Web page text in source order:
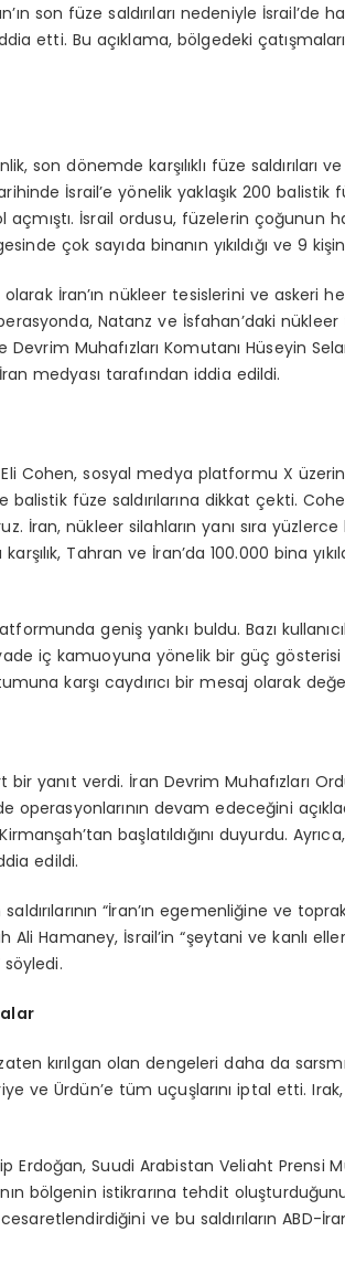
son füze saldırıları nedeniyle İsrail’de
iddia etti. Bu açıklama, bölgedeki
son dönemde karşılıklı füze
İsrail’e yönelik yaklaşık 200 balistik
İsrail ordusu, füzelerin çoğunun
çok sayıda binanın yıkıldığı ve 9
olarak İran’ın nükleer tesislerini ve askeri
Natanz ve İsfahan’daki
Devrim Muhafızları Komutanı Hüseyin
medyası tarafından iddia edildi.
Eli Cohen, sosyal medya platformu X
balistik füze saldırılarına dikkat çekti.
İran, nükleer silahların yanı sıra
Tahran ve İran’da 100.000 bina
geniş yankı buldu. Bazı
iç kamuoyuna yönelik bir güç
karşı caydırıcı bir mesaj olarak
bir yanıt verdi. İran Devrim Muhafızları
operasyonlarının devam edeceğini
başlatıldığını duyurdu.
edildi.
saldırılarının “İran’ın egemenliğine ve
Hamaney, İsrail’in “şeytani ve kanlı
söyledi.
kırılgan olan dengeleri daha da
ve Ürdün’e tüm uçuşlarını iptal etti.
Erdoğan, Suudi Arabistan Veliaht Prensi
bölgenin istikrarına tehdit
ve bu saldırıların